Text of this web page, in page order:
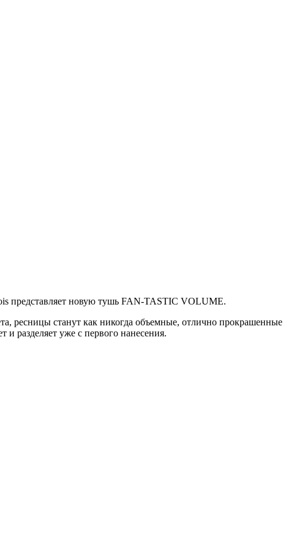
представляет новую тушь FAN-TASTIC VOLUME.
ресницы станут как никогда объемные, отлично прокрашенные
и раз­деляет уже с первого нанесения.